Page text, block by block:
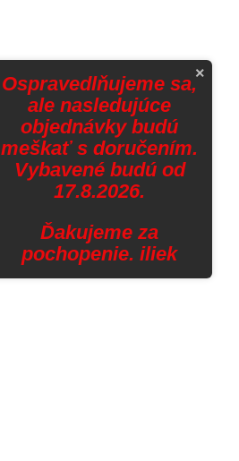
×
Ospravedlňujeme sa,
ale nasledujúce
objednávky budú
meškať s doručením.
Vybavené budú od
17.8.2026.
Ďakujeme za
pochopenie. iliek